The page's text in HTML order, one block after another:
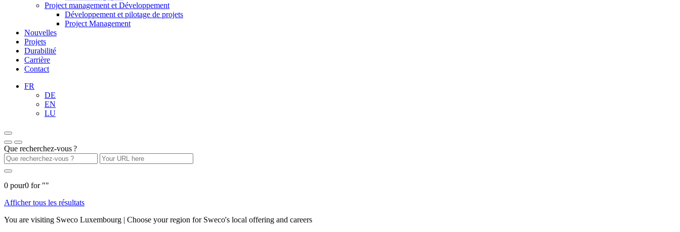
Project management et Développement
Développement et pilotage de projets
Project Management
Nouvelles
Projets
Durabilité
Carrière
Contact
FR
DE
EN
LU
Que recherchez-vous ?
0 pour0 for ""
Afficher tous les résultats
You are visiting Sweco Luxembourg | Choose your region for Sweco's local offering and careers